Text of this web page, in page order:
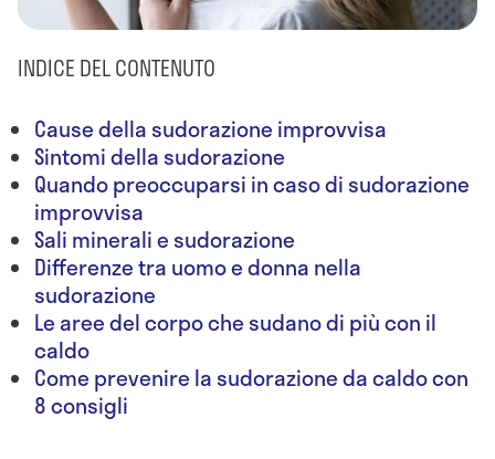
INDICE DEL CONTENUTO
Cause della sudorazione improvvisa
Sintomi della sudorazione
Quando preoccuparsi in caso di sudorazione
improvvisa
Sali minerali e sudorazione
Differenze tra uomo e donna nella
sudorazione
Le aree del corpo che sudano di più con il
caldo
Come prevenire la sudorazione da caldo con
8 consigli